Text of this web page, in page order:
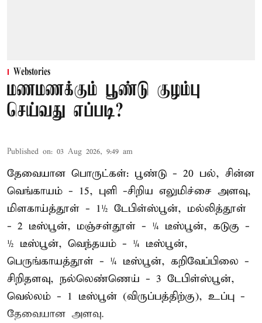
Webstories
மணமணக்கும் பூண்டு குழம்பு
செய்வது எப்படி?
Published on: 03 Aug 2026, 9:49 am
தேவையான பொருட்கள்: பூண்டு - 20 பல், சின்ன
வெங்காயம் - 15, புளி -சிறிய எலுமிச்சை அளவு,
மிளகாய்த்தூள் - 1½ டேபிள்ஸ்பூன், மல்லித்தூள்
- 2 டீஸ்பூன், மஞ்சள்தூள் - ¼ டீஸ்பூன், கடுகு -
½ டீஸ்பூன், வெந்தயம் - ¼ டீஸ்பூன்,
பெருங்காயத்தூள் - ¼ டீஸ்பூன், கறிவேப்பிலை -
சிறிதளவு, நல்லெண்ணெய் - 3 டேபிள்ஸ்பூன்,
வெல்லம் - 1 டீஸ்பூன் (விருப்பத்திற்கு), உப்பு -
தேவையான அளவு.